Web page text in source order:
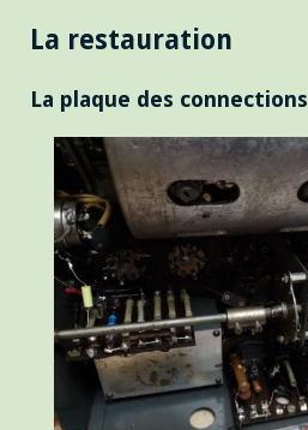
La restauration
La plaque des connections